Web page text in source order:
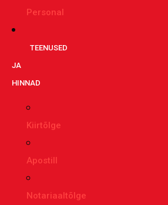
Personal
TEENUSED
JA
HINNAD
Kiirtõlge
Apostill
Notariaaltõlge